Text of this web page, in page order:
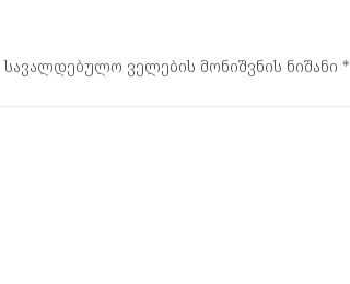
სავალდებულო ველების მონიშვნის ნიშანი *